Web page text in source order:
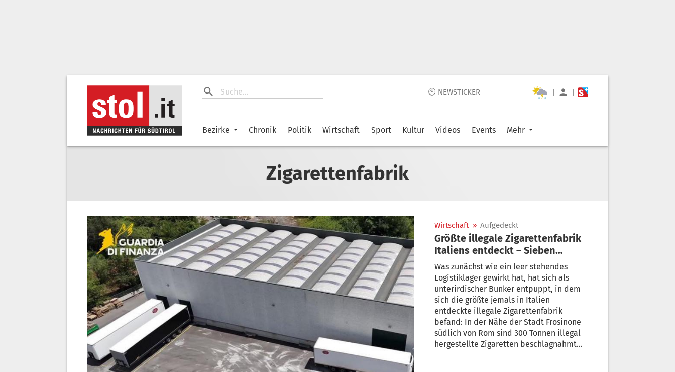
🕙 NEWSTICKER | |
Bezirke Chronik Politik Wirtschaft Sport Kultur Videos Events Mehr
Zigarettenfabrik
Wirtschaft » Aufgedeckt
Größte illegale Zigarettenfabrik
Italiens entdeckt – Sieben
Millionen pro Tag
Was zunächst wie ein leer stehendes
Logistiklager gewirkt hat, hat sich als
unterirdischer Bunker entpuppt, in dem
sich die größte jemals in Italien
entdeckte illegale Zigarettenfabrik
befand: In der Nähe der Stadt Frosinone
südlich von Rom sind 300 Tonnen illegal
hergestellte Zigaretten beschlagnahmt